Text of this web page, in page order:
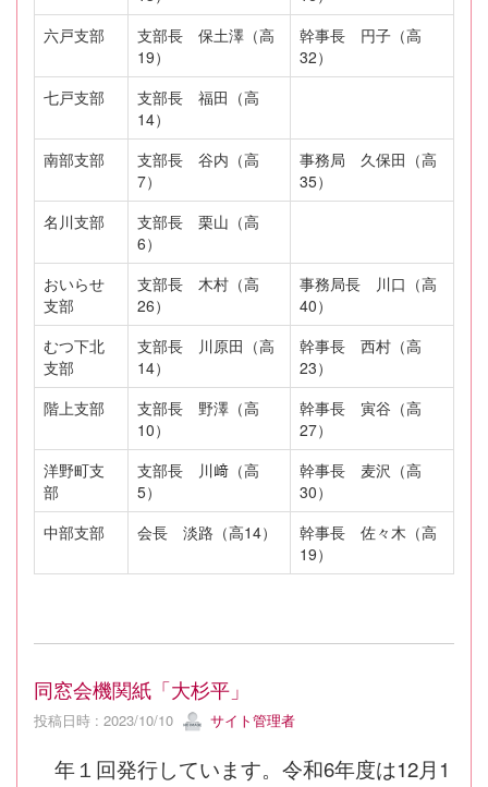
六戸支部
支部長 保土澤（高
19）
幹事長 円子（高
32）
七戸支部
支部長 福田（高
14）
南部支部
支部長 谷内（高
7）
事務局 久保田（高
35）
名川支部
支部長 栗山（高
6）
おいらせ
支部
支部長 木村（高
26）
事務局長 川口（高
40）
むつ下北
支部
支部長 川原田（高
14）
幹事長 西村（高
23）
階上支部
支部長 野澤（高
10）
幹事長 寅谷（高
27）
洋野町支
部
支部長 川﨑（高
5）
幹事長 麦沢（高
30）
中部支部
会長 淡路（高14）
幹事長 佐々木（高
19）
同窓会機関紙「大杉平」
投稿日時 : 2023/10/10 サイト管理者
年１回発行しています。令和6年度は12月1